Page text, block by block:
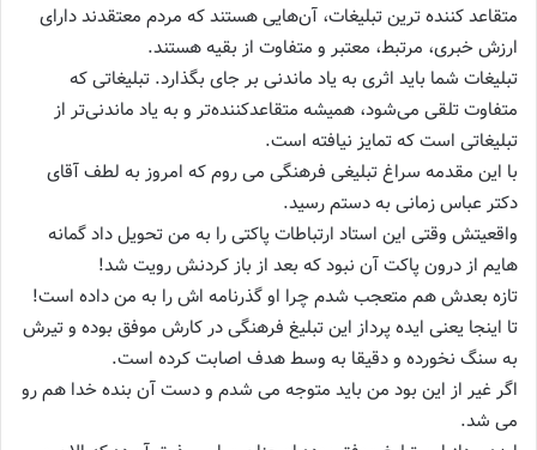
متقاعد کننده ترین تبلیغات، آن‌هایی هستند که مردم معتقدند دارای
ارزش خبری، مرتبط، معتبر و متفاوت از بقیه هستند.
تبلیغات شما باید اثری به یاد ماندنی بر جای بگذارد. تبلیغاتی که
متفاوت تلقی می‌شود، همیشه متقاعدکننده‌تر و به یاد ماندنی‌تر از
تبلیغاتی است که تمایز نیافته است.
با این مقدمه سراغ تبلیغی فرهنگی می روم که امروز به لطف آقای
دکتر عباس زمانی به دستم رسید.
واقعیتش وقتی این استاد ارتباطات پاکتی را به من تحویل داد گمانه
هایم از درون پاکت آن نبود که بعد از باز کردنش رویت شد!
تازه بعدش هم متعجب شدم چرا او گذرنامه اش را به من داده است!
تا اینجا یعنی ایده پرداز این تبلیغ فرهنگی در کارش موفق بوده و تیرش
به سنگ نخورده و دقیقا به وسط هدف اصابت کرده است.
اگر غیر از این بود من باید متوجه می شدم و دست آن بنده خدا هم رو
می شد.